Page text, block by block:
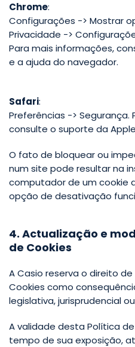
Chrome:
Configurações -> Mostrar
Privacidade ->
Para mais informações,
e a ajuda do navegador.
Safari:
Preferências -> Segurança.
consulte o suporte da
O fato de bloquear ou
num site pode resultar na
computador de um cookie
opção de desativação
4. Actualização e
de Cookies
A Casio reserva o direito
Cookies como
legislativa, jurisprudencial
A validade desta Política
tempo de sua exposição,